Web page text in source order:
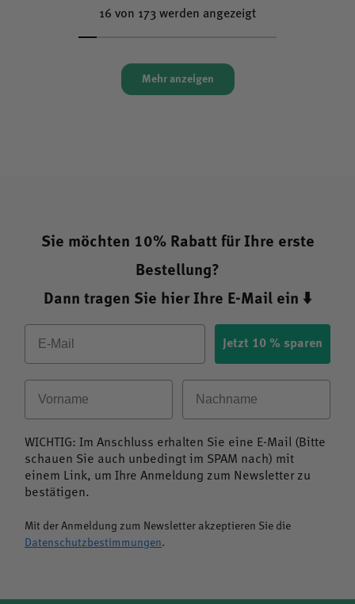
16 von 173 werden angezeigt
Mehr anzeigen
Sie möchten 10% Rabatt für Ihre erste
Bestellung?
Dann tragen Sie hier Ihre E-Mail ein ⬇️
Email
Jetzt 10 % sparen
Vorname Nachname
WICHTIG: Im Anschluss erhalten Sie eine E-Mail (Bitte
schauen Sie auch unbedingt im SPAM nach) mit
einem Link, um Ihre Anmeldung zum Newsletter zu
bestätigen.
Mit der Anmeldung zum Newsletter akzeptieren Sie die
Datenschutzbestimmungen.